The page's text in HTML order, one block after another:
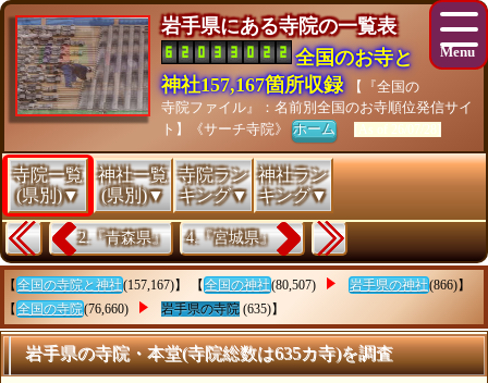
岩手県にある寺院の一覧表
全国のお寺と
神社157,167箇所収録
【『全国の
寺院ファイル』：名前別全国のお寺順位発信サイ
ト】《サーチ寺院》ホーム [As of 26/07/28]
寺院一覧
(県別)▼
神社一覧
(県別)▼
寺院ラン
キング▼
神社ラン
キング▼
2.『青森県』 4.『宮城県』
【 全国の寺院と神社(157,167)】 【 全国の神社(80,507) 岩手県の神社(866)】
【 全国の寺院(76,660) 岩手県の寺院 (635)】
岩手県の寺院・本堂(寺院総数は635カ寺)を調査